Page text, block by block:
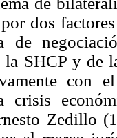
dos
de
la SHCP y de
con
crisis
Zedillo